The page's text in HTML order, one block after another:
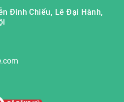
Đình Chiểu, Lê Đại Hành,